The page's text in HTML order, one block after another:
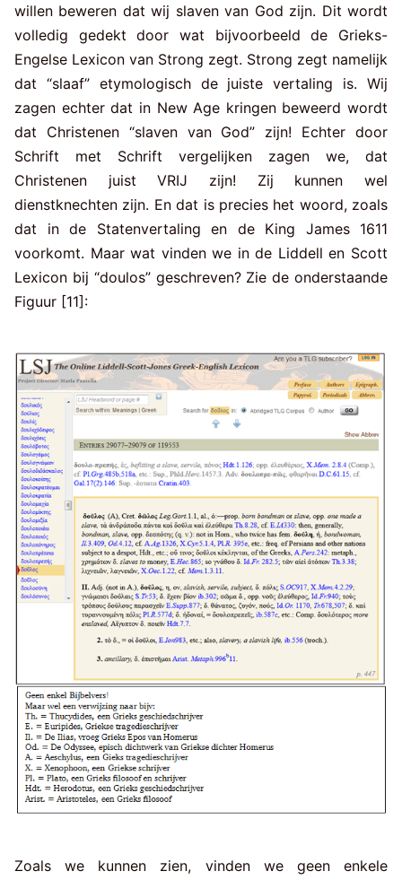
willen beweren dat wij slaven van God zijn. Dit wordt
volledig gedekt door wat bijvoorbeeld de Grieks-
Engelse Lexicon van Strong zegt. Strong zegt namelijk
dat “slaaf” etymologisch de juiste vertaling is. Wij
zagen echter dat in New Age kringen beweerd wordt
dat Christenen “slaven van God” zijn! Echter door
Schrift met Schrift vergelijken zagen we, dat
Christenen juist VRIJ zijn! Zij kunnen wel
dienstknechten zijn. En dat is precies het woord, zoals
dat in de Statenvertaling en de King James 1611
voorkomt. Maar wat vinden we in de Liddell en Scott
Lexicon bij “doulos” geschreven? Zie de onderstaande
Figuur [11]:
Zoals we kunnen zien, vinden we geen enkele